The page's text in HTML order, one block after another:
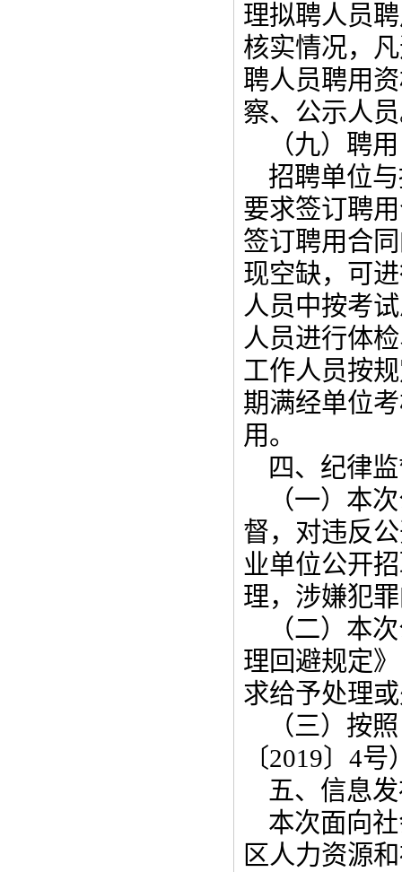
理拟聘人员
核实情况，
聘人员聘用
察、公示人
（九）聘用
招聘单位
要求签订聘
签订聘用合
现空缺，可
人员中按考
人员进行体
工作人员按
期满经单位
用。
四、纪律
（一）本
督，对违反
业单位公开
理，涉嫌犯
（二）本
理回避规定
求给予处理
（三）按
〔2019〕4
五、信息
本次面向
区人力资源